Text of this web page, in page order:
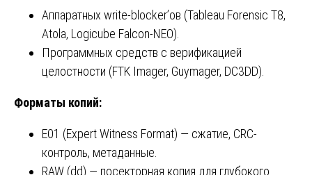
Аппаратных write-blocker’ов (Tableau Forensic T8,
Atola, Logicube Falcon-NEO).
Программных средств с верификацией
целостности (FTK Imager, Guymager, DC3DD).
Форматы копий:
E01 (Expert Witness Format) — сжатие, CRC-
контроль, метаданные.
RAW (dd) — посекторная копия для глубокого